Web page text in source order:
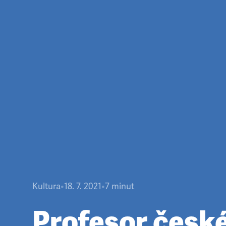
Kultura•18. 7. 2021•7 minut